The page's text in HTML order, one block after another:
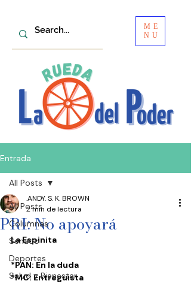
ME
NU
Entrada
All Posts
Columnas
Senado
Deportes
Salud y Bienestar
All Posts
PRI: No apoyará
.ANDY. S. K. BROWN
2 min de lectura
La Espinita
*PAN: En la duda
*MC: Entreguista